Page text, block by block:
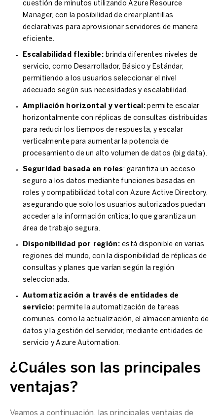
cuestión de minutos utilizando Azure Resource
Manager, con la posibilidad de crear plantillas
declarativas para aprovisionar servidores de manera
eficiente.
Escalabilidad flexible: brinda diferentes niveles de
servicio, como Desarrollador, Básico y Estándar,
permitiendo a los usuarios seleccionar el nivel
adecuado según sus necesidades y escalabilidad.
Ampliación horizontal y vertical:permite escalar
horizontalmente con réplicas de consultas distribuidas
para reducir los tiempos de respuesta, y escalar
verticalmente para aumentar la potencia de
procesamiento de un alto volumen de datos ( big data).
Seguridad basada en roles: garantiza un acceso
seguro a los datos mediante funciones basadas en
roles y compatibilidad total con Azure Active Directory,
asegurando que solo los usuarios autorizados puedan
acceder a la información crítica; lo que garantiza un
área de trabajo segura.
Disponibilidad por región:está disponible en varias
regiones del mundo, con la disponibilidad de réplicas de
consultas y planes que varían según la región
seleccionada.
Automatización a través de entidades de
servicio: permite la automatización de tareas
comunes, como la actualización, el almacenamiento de
datos y la gestión del servidor, mediante entidades de
servicio y Azure Automation.
¿Cuáles son las principales
ventajas?
Veamos a continuación, las principales ventajas de